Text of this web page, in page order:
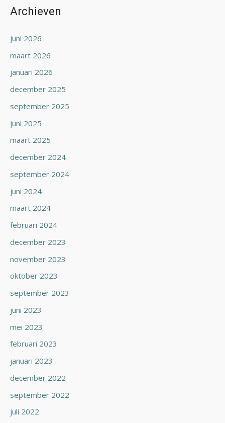
Archieven
juni 2026
maart 2026
januari 2026
december 2025
september 2025
juni 2025
maart 2025
december 2024
september 2024
juni 2024
maart 2024
februari 2024
december 2023
november 2023
oktober 2023
september 2023
juni 2023
mei 2023
februari 2023
januari 2023
december 2022
september 2022
juli 2022